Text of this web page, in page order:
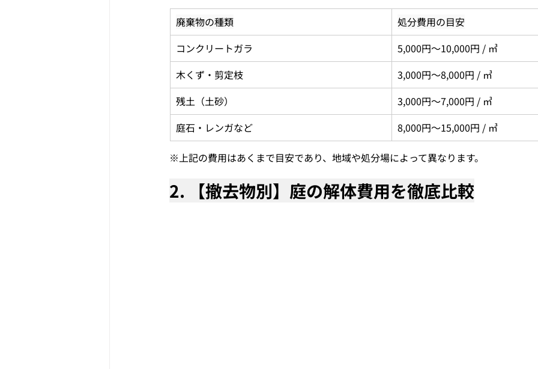
廃棄物の種類
処分費用の目安
コンクリートガラ
5,000円～10,000円 / ㎥
木くず・剪定枝
3,000円～8,000円 / ㎥
残土（土砂）
3,000円～7,000円 / ㎥
庭石・レンガなど
8,000円～15,000円 / ㎥
※上記の費用はあくまで目安であり、地域や処分場によって異なります。
2. 【撤去物別】庭の解体費用を徹底比較